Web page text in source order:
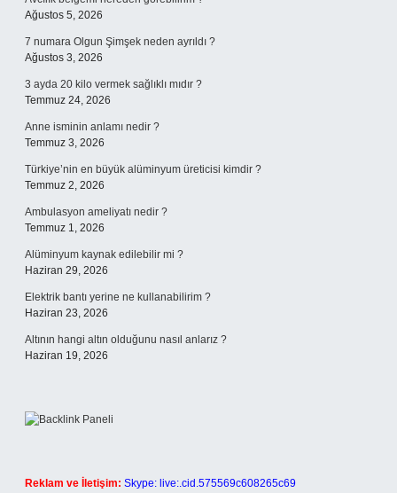
Ağustos 5, 2026
7 numara Olgun Şimşek neden ayrıldı ?
Ağustos 3, 2026
3 ayda 20 kilo vermek sağlıklı mıdır ?
Temmuz 24, 2026
Anne isminin anlamı nedir ?
Temmuz 3, 2026
Türkiye’nin en büyük alüminyum üreticisi kimdir ?
Temmuz 2, 2026
Ambulasyon ameliyatı nedir ?
Temmuz 1, 2026
Alüminyum kaynak edilebilir mi ?
Haziran 29, 2026
Elektrik bantı yerine ne kullanabilirim ?
Haziran 23, 2026
Altının hangi altın olduğunu nasıl anlarız ?
Haziran 19, 2026
Reklam ve İletişim: Skype: live:.cid.575569c608265c69